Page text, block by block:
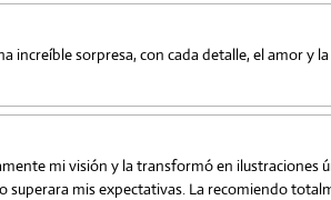
increíble sorpresa, con cada detalle, el amor y
mi visión y la transformó en ilustraciones
superara mis expectativas. La recomiendo